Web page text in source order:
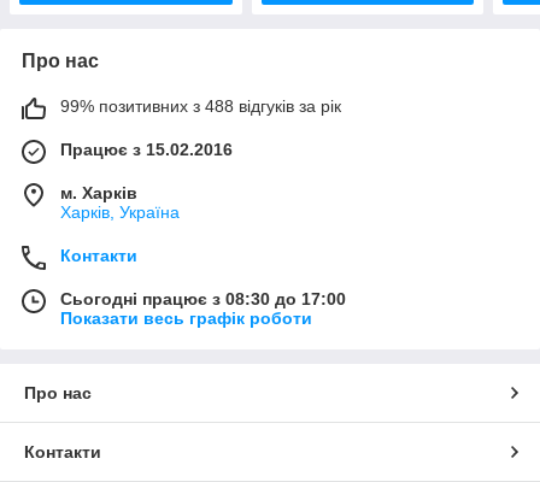
Про нас
99% позитивних з 488 відгуків за рік
Працює з 15.02.2016
м. Харків
Харків, Україна
Контакти
Сьогодні працює з 08:30 до 17:00
Показати весь графік роботи
Про нас
Контакти